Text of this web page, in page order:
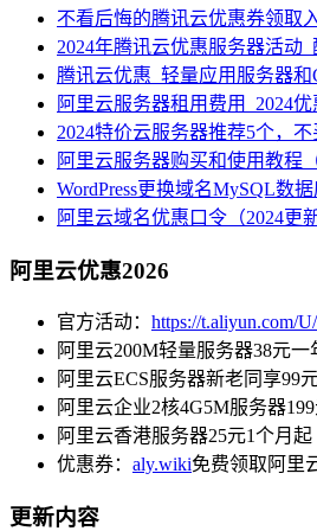
不看后悔的腾讯云优惠券领取
2024年腾讯云优惠服务器活动
腾讯云优惠_轻量应用服务器
阿里云服务器租用费用_2024
2024特价云服务器推荐5个，不
阿里云服务器购买和使用教程
WordPress更换域名MySQL数
阿里云域名优惠口令（2024更新
阿里云优惠2026
官方活动： https://t.aliyun.com/
阿里云200M轻量服务器38元一
阿里云ECS服务器新老同享99
阿里云企业2核4G5M服务器
阿里云香港服务器25元1个月起
优惠券： aly.wiki免费领取阿里
更新内容